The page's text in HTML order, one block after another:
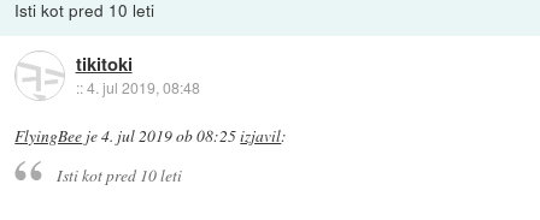
Isti kot pred 10 leti
tikitoki
::4. jul 2019, 08:48
FlyingBee je4. jul 2019 ob 08:25izjavil:
Isti kot pred 10 leti